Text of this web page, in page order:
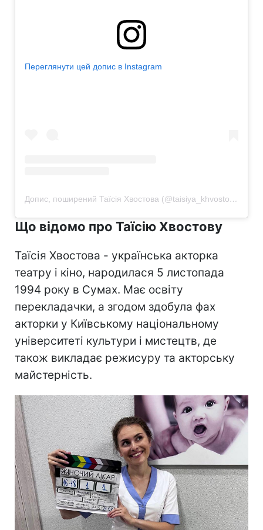
Переглянути цей допис в Instagram
Допис, поширений Таїсія Хвостова (@taisiya_khvostova)
Що відомо про Таїсію Хвостову
Таїсія Хвостова - українська акторка
театру і кіно, народилася 5 листопада
1994 року в Сумах. Має освіту
перекладачки, а згодом здобула фах
акторки у Київському національному
університеті культури і мистецтв, де
також викладає режисуру та акторську
майстерність.